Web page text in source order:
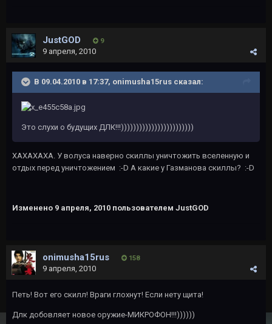
JustGOD 9
9 апреля, 2010
В 09.04.2010 в 17:37, onimusha15rus сказал:
Это слухи о будущих ДЛК!!!))))))))))))))))))))))))
ХАХАХАХА. У волуса наверно скиллы уничтожить вселенную и
отдых перед уничтожением :-D А какие у Газманова скиллы? :-D
Изменено 9 апреля, 2010 пользователем JustGOD
onimusha15rus 158
9 апреля, 2010
Петь! Вот его скилл! Враги глохнут! Если нету щита!
Длк добовляет новое оружие-МИКРОФОН!!!))))))